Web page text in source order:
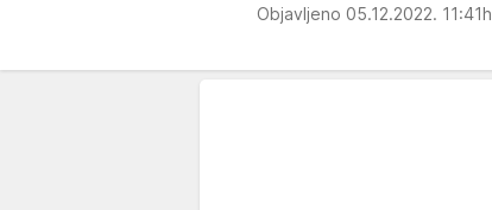
Objavljeno 05.12.2022. 11:41h